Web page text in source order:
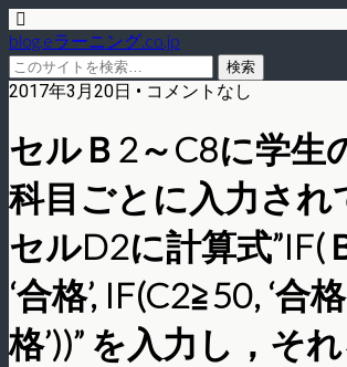
blog.eラーニング.co.jp
2017年3月20日 • コメントなし
セルＢ2～C8に学生
科目ごとに入力され
セルD2に計算式”IF(
‘合格’, IF(C2≧50, ‘合格
格’))” を入力し，そ